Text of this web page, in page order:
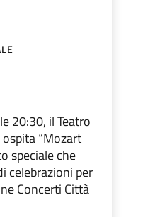
20:30, il Teatro
“Mozart
speciale che
celebrazioni per
Concerti Città